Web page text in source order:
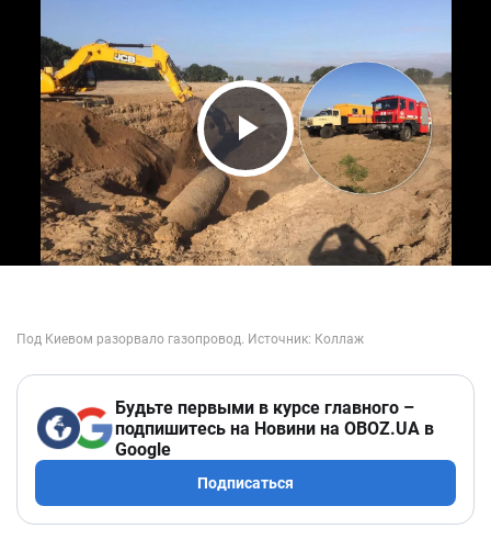
Play Video
Будьте первыми в курсе главного –
подпишитесь на Новини на OBOZ.UA в
Google
Подписаться